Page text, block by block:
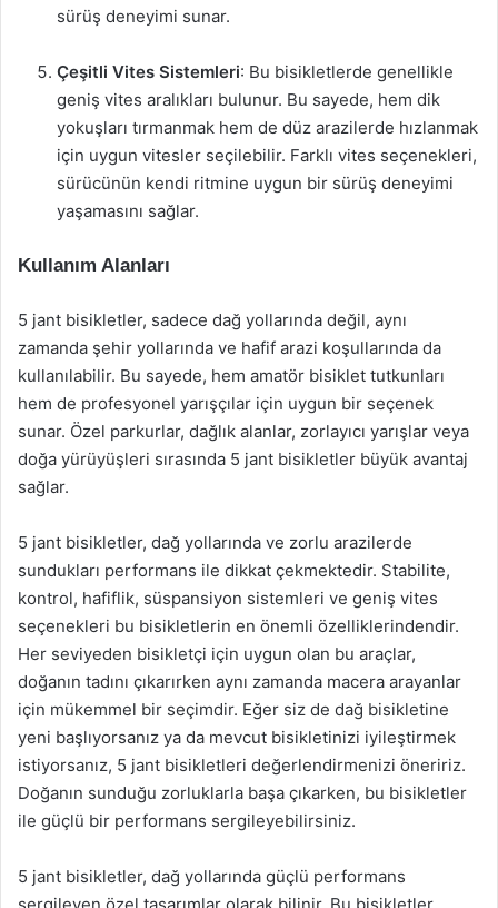
sürüş deneyimi sunar.
Çeşitli Vites Sistemleri: Bu bisikletlerde genellikle
geniş vites aralıkları bulunur. Bu sayede, hem dik
yokuşları tırmanmak hem de düz arazilerde hızlanmak
için uygun vitesler seçilebilir. Farklı vites seçenekleri,
sürücünün kendi ritmine uygun bir sürüş deneyimi
yaşamasını sağlar.
Kullanım Alanları
5 jant bisikletler, sadece dağ yollarında değil, aynı
zamanda şehir yollarında ve hafif arazi koşullarında da
kullanılabilir. Bu sayede, hem amatör bisiklet tutkunları
hem de profesyonel yarışçılar için uygun bir seçenek
sunar. Özel parkurlar, dağlık alanlar, zorlayıcı yarışlar veya
doğa yürüyüşleri sırasında 5 jant bisikletler büyük avantaj
sağlar.
5 jant bisikletler, dağ yollarında ve zorlu arazilerde
sundukları performans ile dikkat çekmektedir. Stabilite,
kontrol, hafiflik, süspansiyon sistemleri ve geniş vites
seçenekleri bu bisikletlerin en önemli özelliklerindendir.
Her seviyeden bisikletçi için uygun olan bu araçlar,
doğanın tadını çıkarırken aynı zamanda macera arayanlar
için mükemmel bir seçimdir. Eğer siz de dağ bisikletine
yeni başlıyorsanız ya da mevcut bisikletinizi iyileştirmek
istiyorsanız, 5 jant bisikletleri değerlendirmenizi öneririz.
Doğanın sunduğu zorluklarla başa çıkarken, bu bisikletler
ile güçlü bir performans sergileyebilirsiniz.
5 jant bisikletler, dağ yollarında güçlü performans